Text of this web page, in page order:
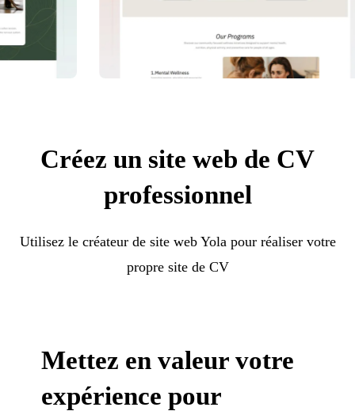
Créez un site web de CV
professionnel
Utilisez le créateur de site web Yola pour réaliser votre
propre site de CV
Mettez en valeur votre
expérience pour